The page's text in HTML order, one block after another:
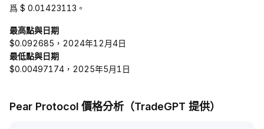
爲 $ 0.01423113。
最高點與日期
$0.092685，2024年12月4日
最低點與日期
$0.00497174，2025年5月1日
Pear Protocol 價格分析（TradeGPT 提供）